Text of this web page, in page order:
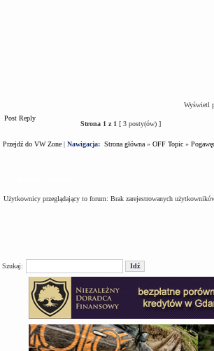
Wyświetl
Post Reply
Strona 1 z 1 [ 3 posty(ów) ]
Przejdź do VW Zone | Nawigacja: Strona główna » OFF Topic »
Użytkownicy przeglądający to forum: Brak zarejestrowanych
Szukaj: